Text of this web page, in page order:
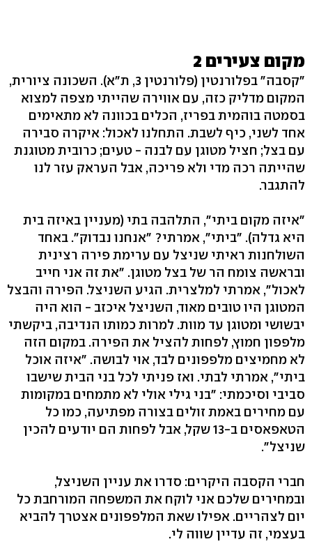
מקום צעירים 2
"קסבה" בפלורנטין (פלורנטין 3, ת"א). השכונה ציורית,
המקום מדליק כזה, עם אווירה שהייתי מצפה למצוא
בסמטה בוהמית בפריז, הכלים בכוונה לא מתאימים
אחד לשני, כיף לשבת. התחלנו לאכול: איקרה סבירה
עם בצל; חציל מטוגן עם לבנה - טעים; כרובית מטוגנת
שהייתה רכה מדי ולא פריכה, אבל העראק עזר לנו
להתגבר.
"איזה מקום ביתי", התלהבה בתי (מעניין באיזה בית
היא גדלה). "ביתי", אמרתי? "אנחנו נבדוק". באחד
השולחנות ראיתי שניצל עם ערימת פירה רצינית
ובראשה צומח הר של בצל מטוגן. "את זה אני חייב
לאכול", אמרתי למלצרית. הגיע השניצל. הפירה והבצל
המטוגן היו טובים מאוד, השניצל איכזב - הוא היה
יבשושי ומטוגן עד מוות. למרות כמותו הנדיבה, ביקשתי
מלפפון חמוץ, לפחות להציל את הפירה. במקום הזה
לא מחמיצים מלפפונים לבד, אוי לבושה. "איזה אוכל
ביתי", אמרתי לבתי. ואז פניתי לכל בני הבית שישבו
סביבי וסיכמתי: "בני גילי אולי לא מתמחים במקומות
עם מחירים באמת זולים בצורה מפתיעה, כמו כל
הטאפאסים ב-13 שקל, אבל לפחות הם יודעים להכין
שניצל".
חברי הקסבה היקרים: סדרו את עניין השניצל,
ובמחירים שלכם אני לוקח את המשפחה המורחבת כל
יום לצהריים. אפילו שאת המלפפונים אצטרך להביא
בעצמי, זה עדיין שווה לי.